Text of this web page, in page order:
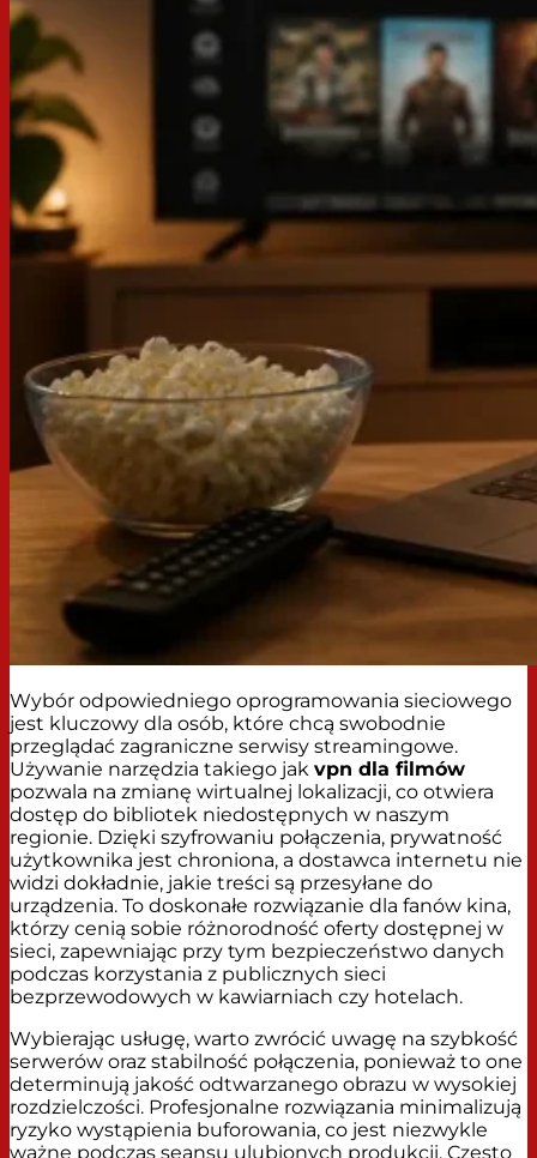
Wybór odpowiedniego oprogramowania sieciowego
jest kluczowy dla osób, które chcą swobodnie
przeglądać zagraniczne serwisy streamingowe.
Używanie narzędzia takiego jak vpn dla filmów
pozwala na zmianę wirtualnej lokalizacji, co otwiera
dostęp do bibliotek niedostępnych w naszym
regionie. Dzięki szyfrowaniu połączenia, prywatność
użytkownika jest chroniona, a dostawca internetu nie
widzi dokładnie, jakie treści są przesyłane do
urządzenia. To doskonałe rozwiązanie dla fanów kina,
którzy cenią sobie różnorodność oferty dostępnej w
sieci, zapewniając przy tym bezpieczeństwo danych
podczas korzystania z publicznych sieci
bezprzewodowych w kawiarniach czy hotelach.
Wybierając usługę, warto zwrócić uwagę na szybkość
serwerów oraz stabilność połączenia, ponieważ to one
determinują jakość odtwarzanego obrazu w wysokiej
rozdzielczości. Profesjonalne rozwiązania minimalizują
ryzyko wystąpienia buforowania, co jest niezwykle
ważne podczas seansu ulubionych produkcji. Często